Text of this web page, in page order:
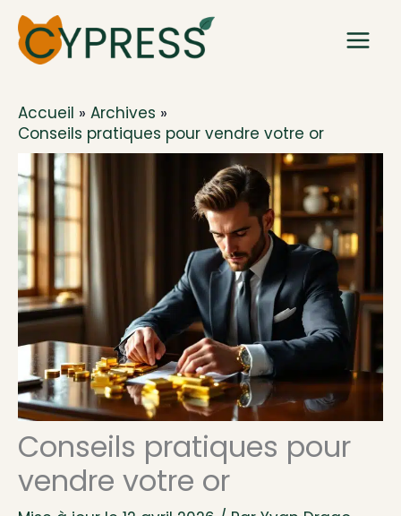
Aller
au
contenu
Accueil
Archives
Conseils pratiques pour vendre votre or
Conseils pratiques pour
vendre votre or